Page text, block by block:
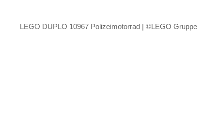
LEGO DUPLO 10967 Polizeimotorrad | ©LEGO Gruppe